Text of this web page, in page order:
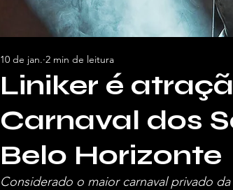
Liniker é
Carnaval dos
Belo Horizonte
10 de jan. 2 min de leitura
Considerado o maior carnaval privado